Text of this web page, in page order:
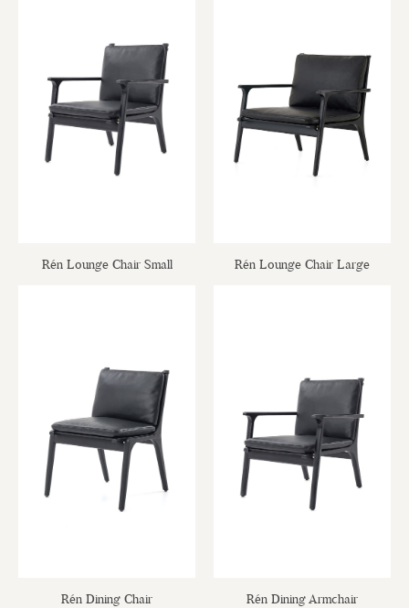
Rén Lounge Chair Small Rén Lounge Chair Large
Rén Dining Chair Rén Dining Armchair